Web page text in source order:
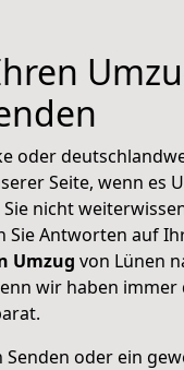
oder
Seite, wenn es
nicht
Sie Antworten auf
Umzug von Lünen
wir haben immer
Senden oder ein